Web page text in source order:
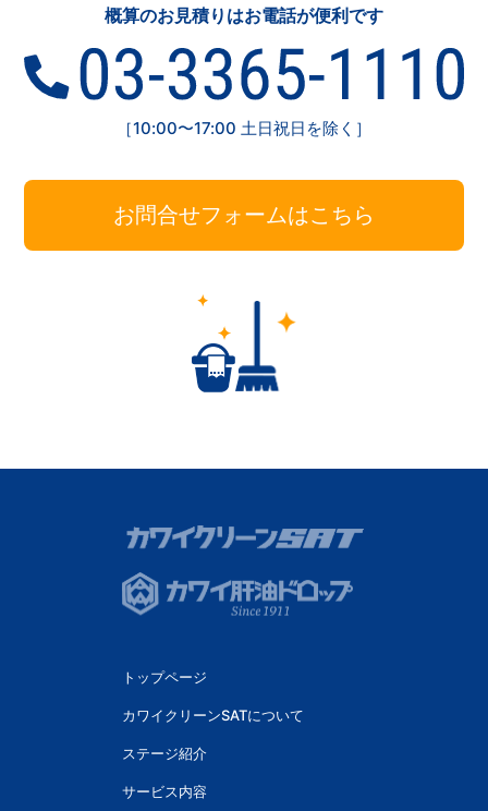
概算のお見積りはお電話が便利です
［10:00〜17:00 土日祝日を除く］
お問合せフォームはこちら
トップページ
カワイクリーンSATについて
ステージ紹介
サービス内容